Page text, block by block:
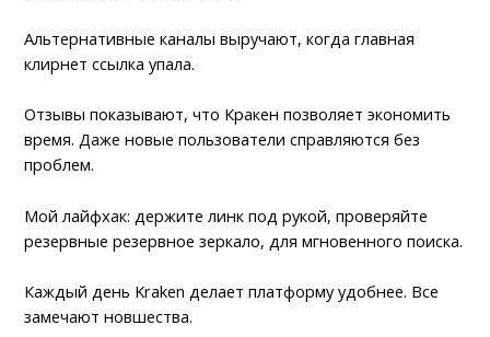
Альтернативные каналы выручают, когда главная
клирнет ссылка упала.
Отзывы показывают, что Кракен позволяет экономить
время. Даже новые пользователи справляются без
проблем.
Мой лайфхак: держите линк под рукой, проверяйте
резервные резервное зеркало, для мгновенного поиска.
Каждый день Kraken делает платформу удобнее. Все
замечают новшества.